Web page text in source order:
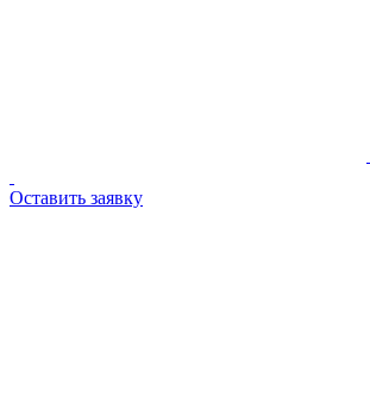
Оставить заявку